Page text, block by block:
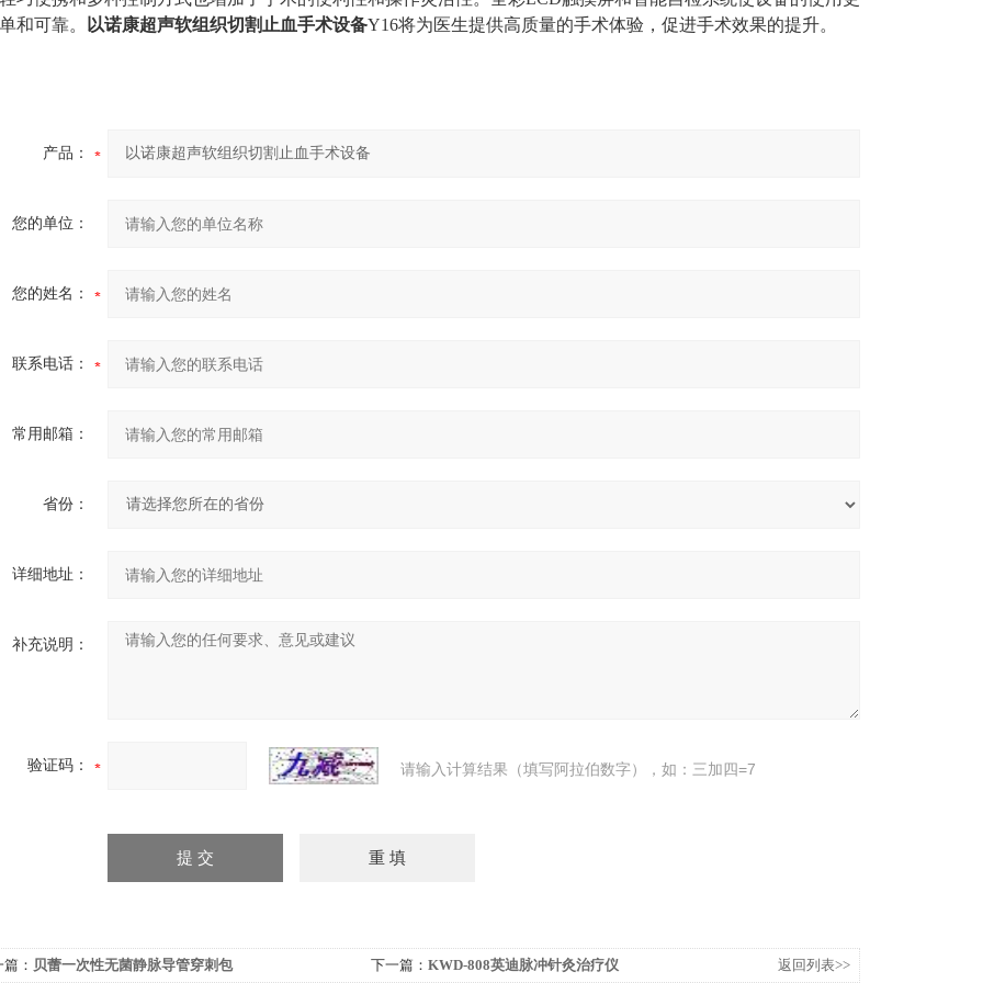
和可靠。
以诺康超声软组织切割止血手术设备Y16将为医生提供高质量的手术体验，促进手术效果的提升。
产品：
您的单位：
您的姓名：
联系电话：
常用邮箱：
省份：
详细地址：
补充说明：
验证码： 请输入计算结果（填写阿拉伯数字），如：三加四=7
： 贝蕾一次性无菌静脉导管穿刺包 下一篇： KWD-808英迪脉冲针灸治疗仪 返回列表>>